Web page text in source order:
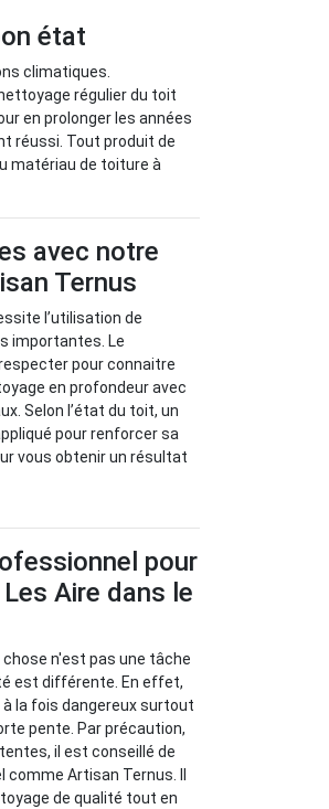
état
climatiques.
régulier du toit
en prolonger les années
réussi. Tout produit de
matériau de toiture à
avec notre
Ternus
l’utilisation de
importantes. Le
pour connaitre
en profondeur avec
Selon l’état du toit, un
pour renforcer sa
vous obtenir un résultat
pour
Aire dans le
n'est pas une tâche
est différente. En effet,
la fois dangereux surtout
pente. Par précaution,
il est conseillé de
Artisan Ternus. Il
de qualité tout en